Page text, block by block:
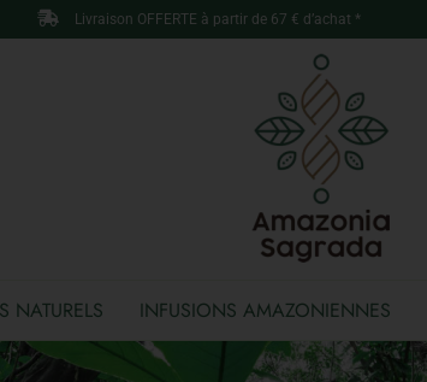
Livraison OFFERTE à partir de 67 € d’achat *
NATURELS INFUSIONS AMAZONIENNES